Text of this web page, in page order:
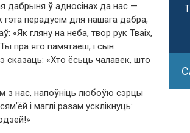
дабрыня ў адносінах да нас —
гэта перадусім для нашага дабра,
«Як гляну на неба, твор рук Тваіх,
пра яго памятаеш, і сын
«Хто ёсьць чалавек, што
з нас, напоўніць любоўю сэрцы
і маглі разам усклікнуць: